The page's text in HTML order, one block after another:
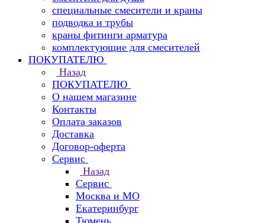
специальные смесители и краны
подводка и трубы
краны фитинги арматура
комплектующие для смесителей
ПОКУПАТЕЛЮ
Назад
ПОКУПАТЕЛЮ
О нашем магазине
Контакты
Оплата заказов
Доставка
Договор-оферта
Сервис
Назад
Сервис
Москва и МО
Екатеринбург
Тюмень